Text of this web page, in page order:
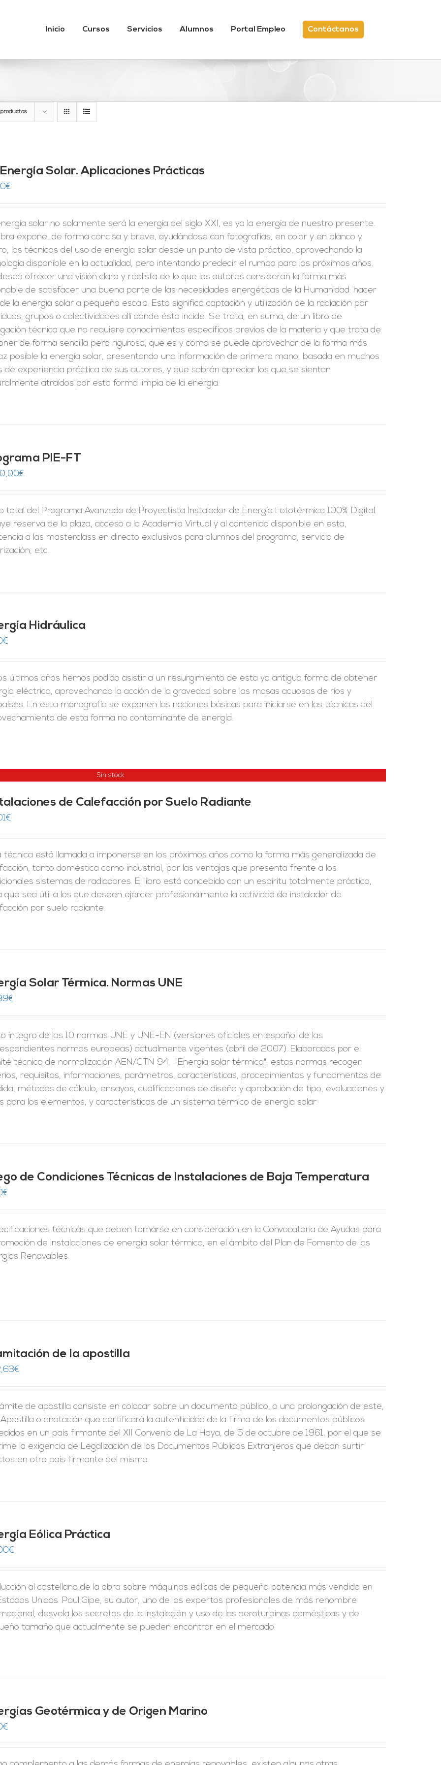
Inicio Cursos Servicios Alumnos Portal Empleo Contáctanos
Solar. Aplicaciones Prácticas
€
solar no solamente será la energía del siglo XXI, es ya la energía de nuestro presente.
expone, de forma concisa y breve, ayudándose con fotografías, en color y en blanco y
las técnicas del uso de energía solar desde un punto de vista práctico, aprovechando la
disponible en la actualidad, pero intentando predecir el rumbo para los próximos años.
ofrecer una visión clara y realista de lo que los autores consideran la forma más
de satisfacer una buena parte de las necesidades energéticas de la Humanidad: hacer
la energía solar a pequeña escala. Esto significa captación y utilización de la radiación por
grupos o colectividades allí donde ésta incide. Se trata, en suma, de un libro de
técnica que no requiere conocimientos específicos previos de la materia y que trata de
de forma sencilla pero rigurosa, qué es y cómo se puede aprovechar de la forma más
posible la energía solar, presentando una información de primera mano, basada en muchos
de experiencia práctica de sus autores, y que sabrán apreciar los que se sientan
atraídos por esta forma limpia de la energía.
PIE-FT
€
total del Programa Avanzado de Proyectista Instalador de Energía Fototérmica 100% Digital.
reserva de la plaza, acceso a la Academia Virtual y al contenido disponible en esta,
a las masterclass en directo exclusivas para alumnos del programa, servicio de
etc.
Hidráulica
€
últimos años hemos podido asistir a un resurgimiento de esta ya antigua forma de obtener
eléctrica, aprovechando la acción de la gravedad sobre las masas acuosas de ríos y
En esta monografía se exponen las nociones básicas para iniciarse en las técnicas del
de esta forma no contaminante de energía.
Sin stock
de Calefacción por Suelo Radiante
€
técnica está llamada a imponerse en los próximos años como la forma más generalizada de
tanto doméstica como industrial, por las ventajas que presenta frente a los
sistemas de radiadores. El libro está concebido con un espíritu totalmente práctico,
que sea útil a los que deseen ejercer profesionalmente la actividad de instalador de
por suelo radiante.
Solar Térmica. Normas UNE
€
íntegro de las 10 normas UNE y UNE-EN (versiones oficiales en español de las
normas europeas) actualmente vigentes (abril de 2007). Elaboradas por el
técnico de normalización AEN/CTN 94, "Energía solar térmica", estas normas recogen
requisitos, informaciones, parámetros, características, procedimientos y fundamentos de
métodos de cálculo, ensayos, cualificaciones de diseño y aprobación de tipo, evaluaciones y
para los elementos, y características de un sistema térmico de energía solar.
de Condiciones Técnicas de Instalaciones de Baja Temperatura
€
técnicas que deben tomarse en consideración en la Convocatoria de Ayudas para
de instalaciones de energía solar térmica, en el ámbito del Plan de Fomento de las
Renovables.
de la apostilla
€
de apostilla consiste en colocar sobre un documento público, o una prolongación de este,
o anotación que certificará la autenticidad de la firma de los documentos públicos
en un país firmante del XII Convenio de La Haya, de 5 de octubre de 1961, por el que se
la exigencia de Legalización de los Documentos Públicos Extranjeros que deban surtir
en otro país firmante del mismo.
Eólica Práctica
€
al castellano de la obra sobre máquinas eólicas de pequeña potencia más vendida en
Unidos. Paul Gipe, su autor, uno de los expertos profesionales de más renombre
desvela los secretos de la instalación y uso de las aeroturbinas domésticas y de
tamaño que actualmente se pueden encontrar en el mercado.
Geotérmica y de Origen Marino
€